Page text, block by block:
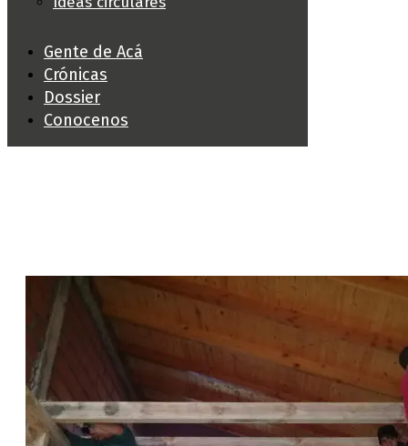
Gente de Acá
Crónicas
Dossier
Conocenos